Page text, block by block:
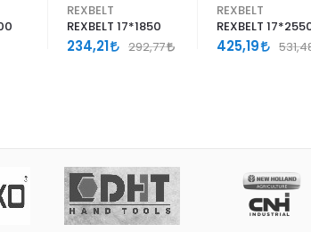
REXBELT
REXBELT 17*1850
234,21 292,77
REXBELT
REXBELT
425,19